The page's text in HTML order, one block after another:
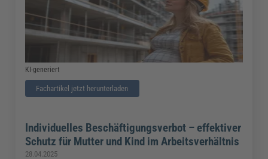
KI-generiert
Fachartikel jetzt herunterladen
Individuelles Beschäftigungsverbot – effektiver
Schutz für Mutter und Kind im Arbeitsverhältnis
28.04.2025